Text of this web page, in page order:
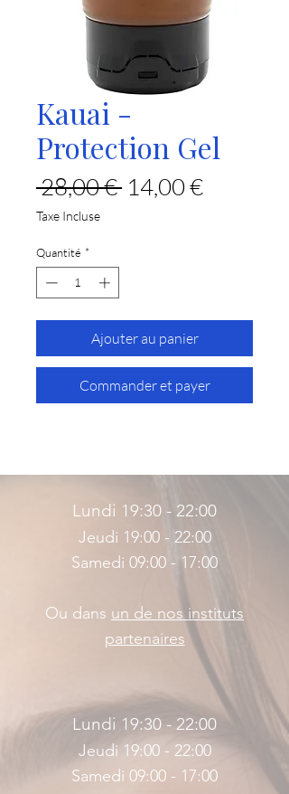
Kauai -
Protection Gel
28,00 € Prix
14,00 €Prix
Taxe Incluse
Quantité *
Ajouter au panier
Commander et payer
Lundi 19:30 - 22:00
Jeudi 19:00 - 22:00
Samedi 09:00 - 17:00
Ou dans un de nos instituts
partenaires
Lundi 19:30 - 22:00
Jeudi 19:00 - 22:00
Samedi 09:00 - 17:00